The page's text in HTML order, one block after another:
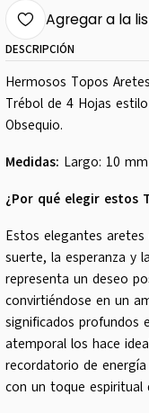
Agregar a la
DESCRIPCIÓN
Hermosos Topos
Trébol de 4 Hojas
Obsequio.
Medidas: Largo: 10
¿Por qué elegir estos
Estos elegantes aretes
suerte, la esperanza y
representa un deseo
convirtiéndose en un
significados profundos
atemporal los hace
recordatorio de
con un toque espiritual